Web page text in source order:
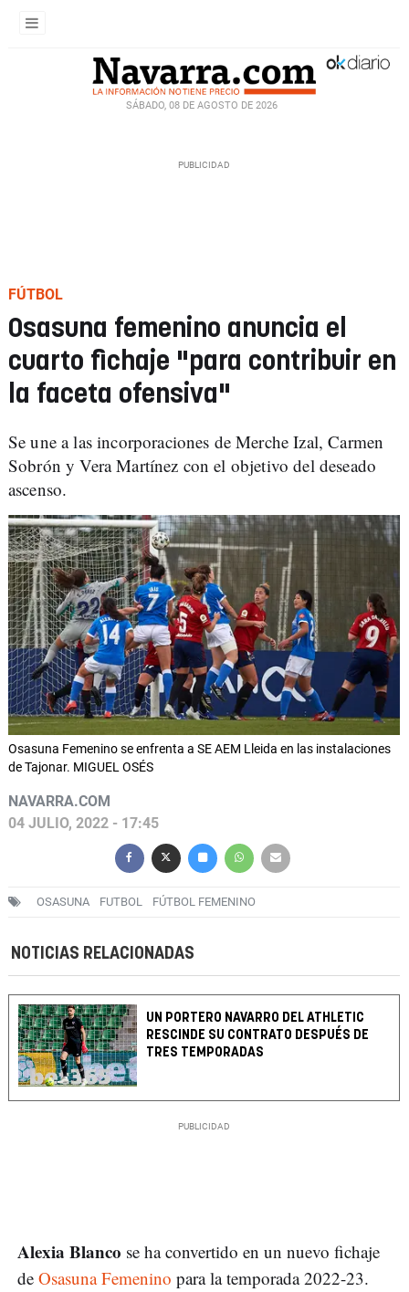
SÁBADO, 08 DE AGOSTO DE 2026
FÚTBOL
Osasuna femenino anuncia el
cuarto fichaje "para contribuir en
la faceta ofensiva"
Se une a las incorporaciones de Merche Izal, Carmen
Sobrón y Vera Martínez con el objetivo del deseado
ascenso.
Osasuna Femenino se enfrenta a SE AEM Lleida en las instalaciones
de Tajonar. MIGUEL OSÉS
NAVARRA.COM
04 JULIO, 2022 - 17:45
OSASUNA FUTBOL FÚTBOL FEMENINO
NOTICIAS RELACIONADAS
UN PORTERO NAVARRO DEL ATHLETIC
RESCINDE SU CONTRATO DESPUÉS DE
TRES TEMPORADAS
Alexia Blanco se ha convertido en un nuevo fichaje
de Osasuna Femenino para la temporada 2022-23.